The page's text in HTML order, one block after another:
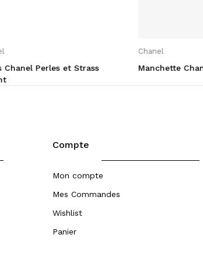
Chanel Perles et Strass
Chanel
Manchette
Compte
Mon compte
Mes Commandes
Wishlist
Panier